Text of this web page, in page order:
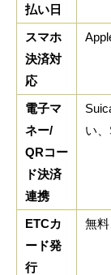
払い日
スマホ
決済対
応
電子マ
ネー/
QRコー
ド決済
連携
い
ETCカ
ード発
行
無